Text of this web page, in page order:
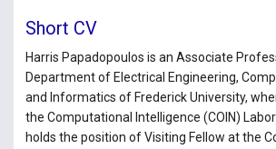
Short CV
Harris Papadopoulos is an Associate
Department of Electrical Engineering,
and Informatics of Frederick University,
the Computational Intelligence (COIN)
holds the position of Visiting Fellow at the